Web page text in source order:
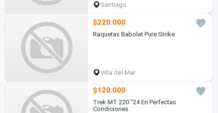
Santiago
$220.000
Raquetas Babolat Pure Strike
Viña del Mar
$120.000
Trek MT 220 ''24 En Perfectas
Condiciones